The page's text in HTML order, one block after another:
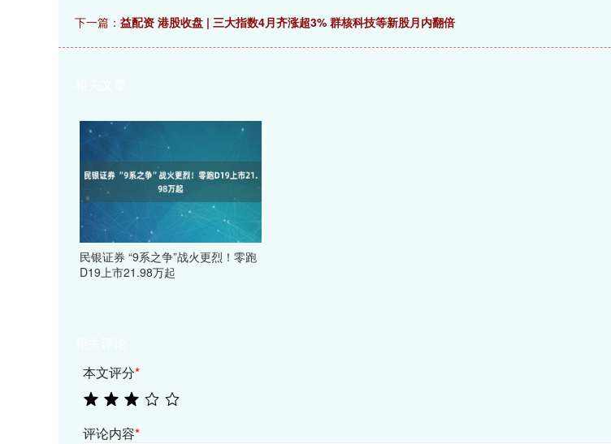
下一篇： 益配资 港股收盘 | 三大指数4月齐涨超3% 群核科技等新股月内翻倍
民银证券 “9系之争”战火更烈！零跑
D19上市21.98万起
本文评分*
评论内容*